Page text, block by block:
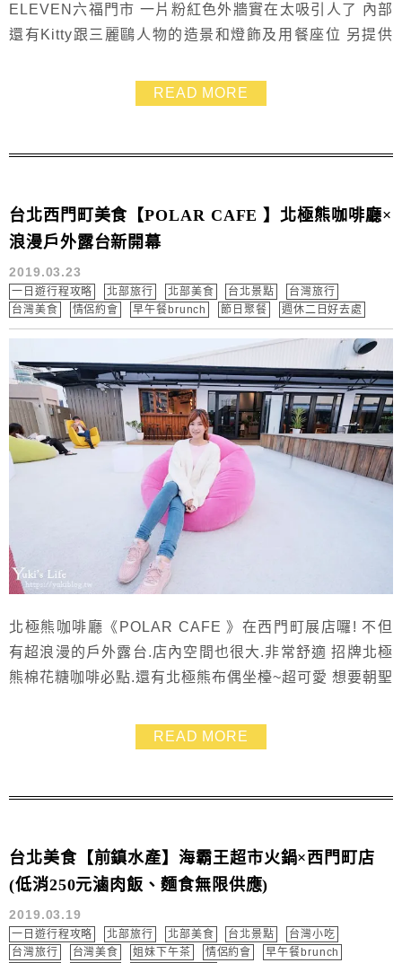
ELEVEN六福門市 一片粉紅色外牆實在太吸引人了 內部
還有Kitty跟三麗鷗人物的造景和燈飾及用餐座位 另提供
Kittty迷必訪打卡景點！
READ MORE
台北西門町美食【POLAR CAFE 】北極熊咖啡廳×
浪漫戶外露台新開幕
2019.03.23
一日遊行程攻略 北部旅行 北部美食 台北景點
台灣旅行
台灣美食
情侶約會 早午餐brunch 節日聚餐 週休二日好去處
北極熊咖啡廳《POLAR CAFE 》在西門町展店囉! 不但
有超浪漫的戶外露台.店內空間也很大.非常舒適 招牌北極
熊棉花糖咖啡必點.還有北極熊布偶坐檯~超可愛 想要朝聖
READ MORE
台北美食【前鎮水產】海霸王超市火鍋×西門町店
(低消250元滷肉飯、麵食無限供應)
2019.03.19
一日遊行程攻略 北部旅行 北部美食 台北景點
台灣小吃
台灣旅行
台灣美食 姐妹下午茶 情侶約會
早午餐brunch